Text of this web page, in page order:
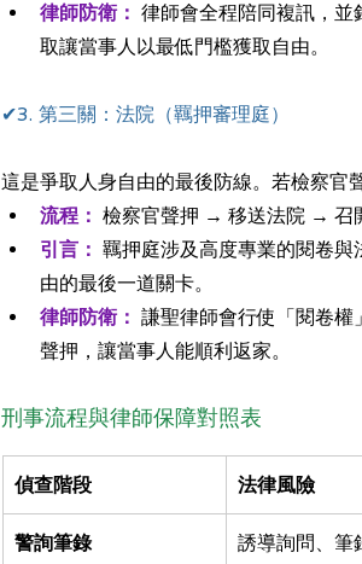
律師防衛： 律師會全程陪同複訊，
取讓當事人以最低門檻獲取自由。
✔3. 第三關：法院（羈押審理庭）
這是爭取人身自由的最後防線。若檢察官
流程： 檢察官聲押 → 移送法院 → 召
引言： 羈押庭涉及高度專業的閱卷
由的最後一道關卡。
律師防衛： 謙聖律師會行使「閱卷權
聲押，讓當事人能順利返家。
刑事流程與律師保障對照表
偵查階段 法律風險
警詢筆錄
誘導詢問、筆